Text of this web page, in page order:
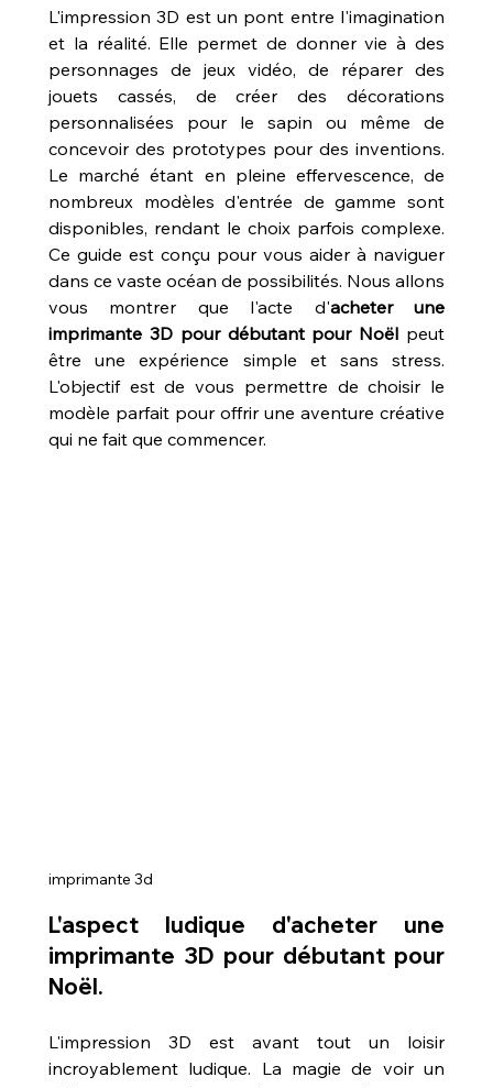
L'impression 3D est un pont entre l'imagination
et la réalité. Elle permet de donner vie à des
personnages de jeux vidéo, de réparer des
jouets cassés, de créer des décorations
personnalisées pour le sapin ou même de
concevoir des prototypes pour des inventions.
Le marché étant en pleine effervescence, de
nombreux modèles d'entrée de gamme sont
disponibles, rendant le choix parfois complexe.
Ce guide est conçu pour vous aider à naviguer
dans ce vaste océan de possibilités. Nous allons
vous montrer que l'acte d'acheter une
imprimante 3D pour débutant pour Noël peut
être une expérience simple et sans stress.
L'objectif est de vous permettre de choisir le
modèle parfait pour offrir une aventure créative
qui ne fait que commencer.
imprimante 3d
L'aspect ludique d'acheter une
imprimante 3D pour débutant pour
Noël.
L'impression 3D est avant tout un loisir
incroyablement ludique. La magie de voir un